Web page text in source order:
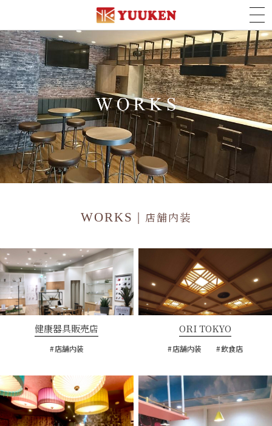
WORKS | 店舗内装
健康器具販売店
店舗内装
ORI TOKYO
店舗内装 飲食店